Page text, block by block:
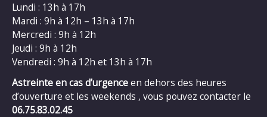
Lundi : 13h à 17h
Mardi : 9h à 12h – 13h à 17h
Mercredi : 9h à 12h
Jeudi : 9h à 12h
Vendredi : 9h à 12h et 13h à 17h
Astreinte en cas d’urgenceen dehors des heures
d’ouverture et les weekends , vous pouvez contacter le
06.75.83.02.45